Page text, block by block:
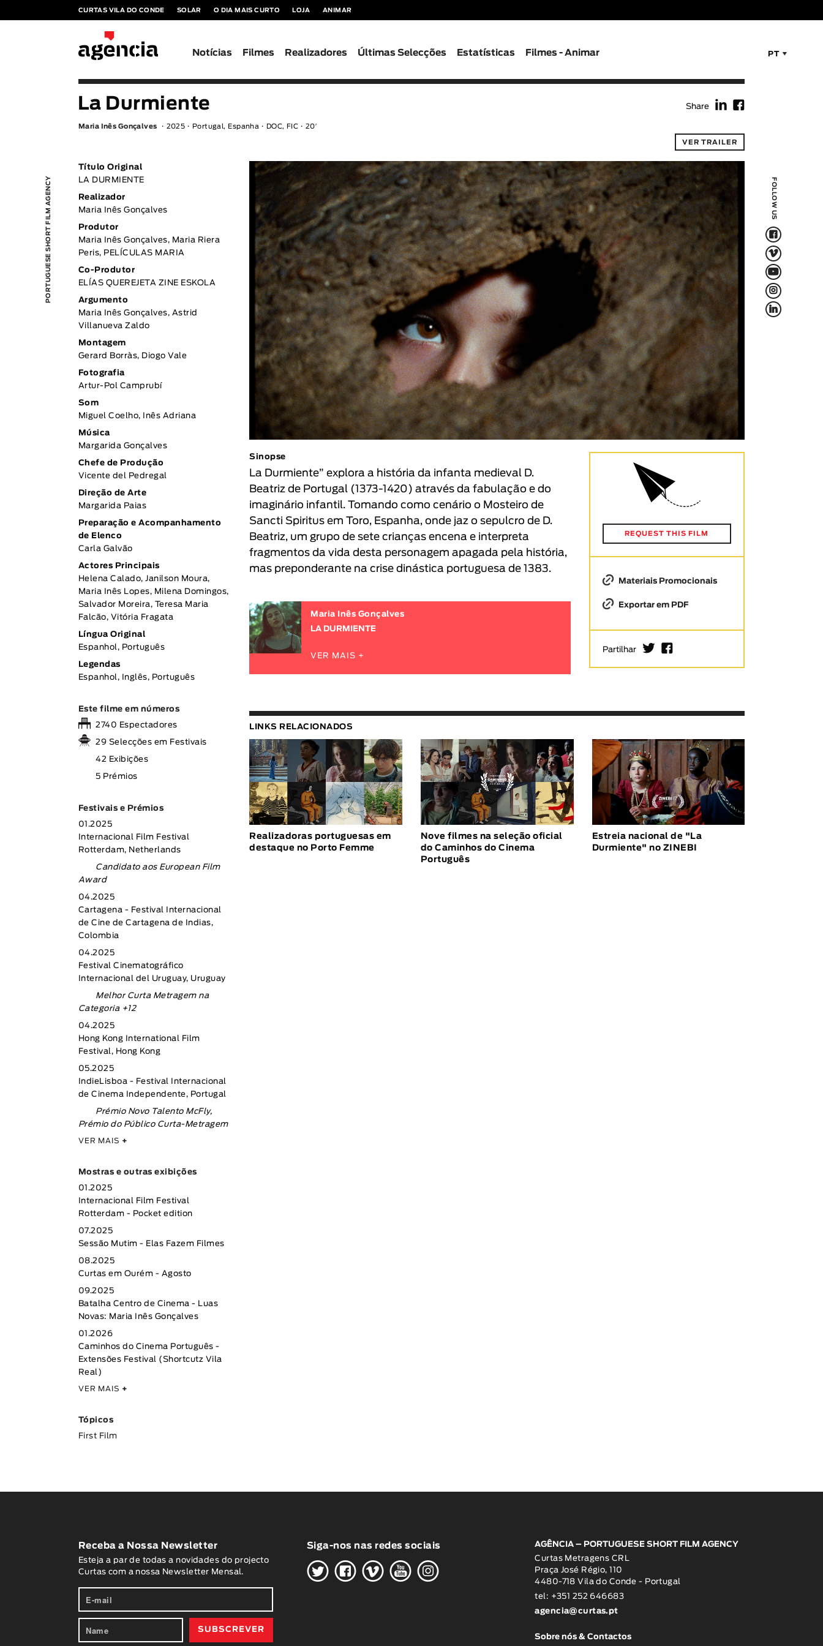
CURTAS VILA DO CONDE SOLAR O DIA MAIS CURTO LOJA ANIMAR
PT
Notícias Filmes Realizadores Últimas Selecções Estatísticas Filmes - Animar
PORTUGUESE SHORT FILM AGENCY FOLLOW US
F
V
Q
L
f
La Durmiente
Maria Inês Gonçalves 2025 Portugal, Espanha DOC, FIC 20′
Share f F
VER TRAILER
REQUEST THIS FILM
Materiais Promocionais
Exportar em PDF
Partilhar I F
Sinopse
La Durmiente” explora a história da infanta medieval D.
Beatriz de Portugal (1373-1420) através da fabulação e do
imaginário infantil. Tomando como cenário o Mosteiro de
Sancti Spiritus em Toro, Espanha, onde jaz o sepulcro de D.
Beatriz, um grupo de sete crianças encena e interpreta
fragmentos da vida desta personagem apagada pela história,
mas preponderante na crise dinástica portuguesa de 1383.
Maria Inês Gonçalves
LA DURMIENTE
VER MAIS +
LINKS RELACIONADOS
Realizadoras portuguesas em
destaque no Porto Femme
Nove filmes na seleção oficial
do Caminhos do Cinema
Português
Estreia nacional de "La
Durmiente" no ZINEBI
Título Original
LA DURMIENTE
Realizador
Maria Inês Gonçalves
Produtor
Maria Inês Gonçalves, Maria Riera
Peris, PELÍCULAS MARIA
Co-Produtor
ELÍAS QUEREJETA ZINE ESKOLA
Argumento
Maria Inês Gonçalves, Astrid
Villanueva Zaldo
Montagem
Gerard Borràs, Diogo Vale
Fotografia
Artur-Pol Camprubí
Som
Miguel Coelho, Inês Adriana
Música
Margarida Gonçalves
Chefe de Produção
Vicente del Pedregal
Direção de Arte
Margarida Paias
Preparação e Acompanhamento
de Elenco
Carla Galvão
Actores Principais
Helena Calado, Janilson Moura,
Maria Inês Lopes, Milena Domingos,
Salvador Moreira, Teresa Maria
Falcão, Vitória Fragata
Língua Original
Espanhol, Português
Legendas
Espanhol, Inglês, Português
Este filme em números
2740 Espectadores
29 Selecções em Festivais
42 Exibições
5 Prémios
Festivais e Prémios
01.2025
Internacional Film Festival
Rotterdam, Netherlands
Candidato aos European Film
Award
04.2025
Cartagena - Festival Internacional
de Cine de Cartagena de Indias,
Colombia
04.2025
Festival Cinematográfico
Internacional del Uruguay, Uruguay
Melhor Curta Metragem na
Categoria +12
04.2025
Hong Kong International Film
Festival, Hong Kong
05.2025
IndieLisboa - Festival Internacional
de Cinema Independente, Portugal
Prémio Novo Talento McFly,
Prémio do Público Curta-Metragem
VER MAIS +
Mostras e outras exibições
01.2025
Internacional Film Festival
Rotterdam - Pocket edition
07.2025
Sessão Mutim - Elas Fazem Filmes
08.2025
Curtas em Ourém - Agosto
09.2025
Batalha Centro de Cinema - Luas
Novas: Maria Inês Gonçalves
01.2026
Caminhos do Cinema Português -
Extensões Festival (Shortcutz Vila
Real)
VER MAIS +
Tópicos
First Film
Receba a Nossa Newsletter
Esteja a par de todas a novidades do projecto
Curtas com a nossa Newsletter Mensal.
Siga-nos nas redes sociais
HGWOK
AGÊNCIA – PORTUGUESE SHORT FILM AGENCY
Curtas Metragens CRL
Praça José Régio, 110
4480-718 Vila do Conde - Portugal
tel: +351 252 646683
agencia@curtas.pt
Sobre nós & Contactos